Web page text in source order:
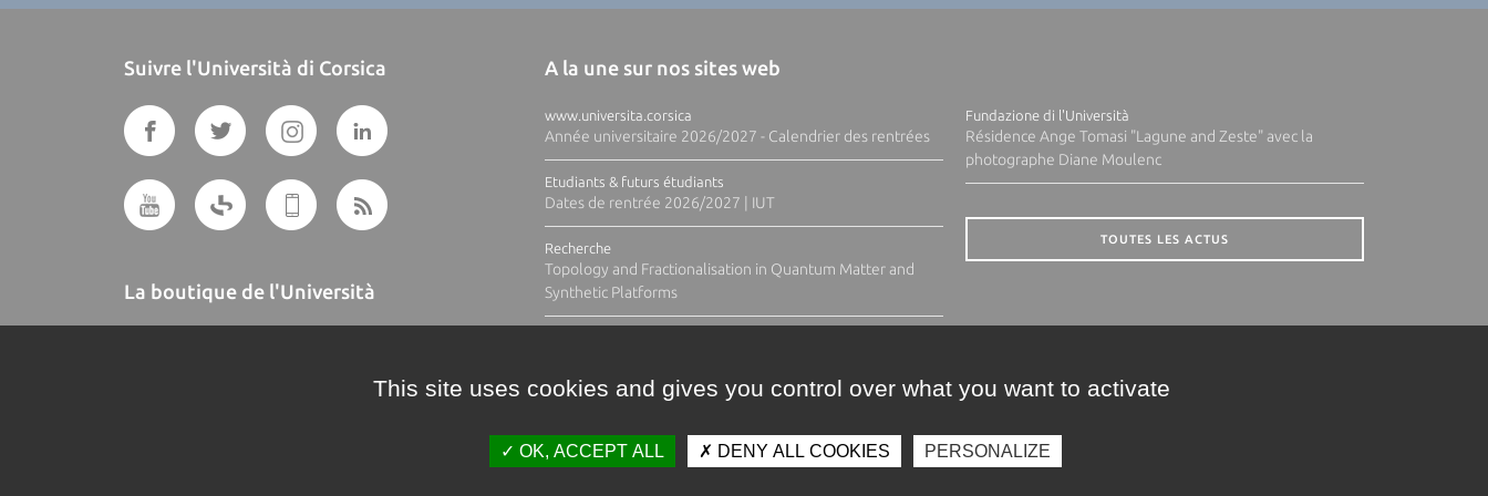
Suivre l'Università di Corsica
La boutique de l'Università
A la une sur nos sites web
www.universita.corsica
Année universitaire 2026/2027 - Calendrier des rentrées
Etudiants & futurs étudiants
Dates de rentrée 2026/2027 | IUT
Recherche
Topology and Fractionalisation in Quantum Matter and
Synthetic Platforms
Fundazione di l'Università
Résidence Ange Tomasi "Lagune and Zeste" avec la
photographe Diane Moulenc
TOUTES LES ACTUS
This site uses cookies and gives you control over what you want to activate
OK, ACCEPT ALL DENY ALL COOKIES PERSONALIZE